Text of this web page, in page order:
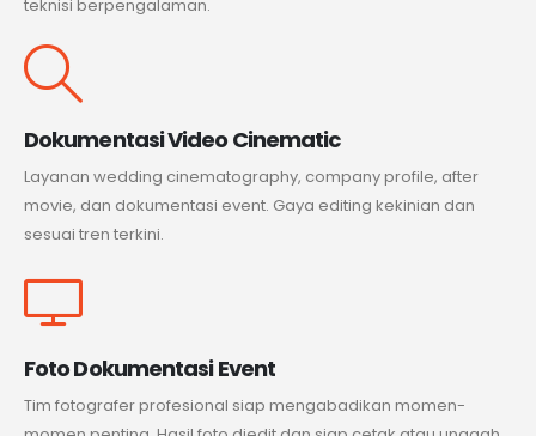
teknisi berpengalaman.
Dokumentasi Video Cinematic
Layanan wedding cinematography, company profile, after
movie, dan dokumentasi event. Gaya editing kekinian dan
sesuai tren terkini.
Foto Dokumentasi Event
Tim fotografer profesional siap mengabadikan momen-